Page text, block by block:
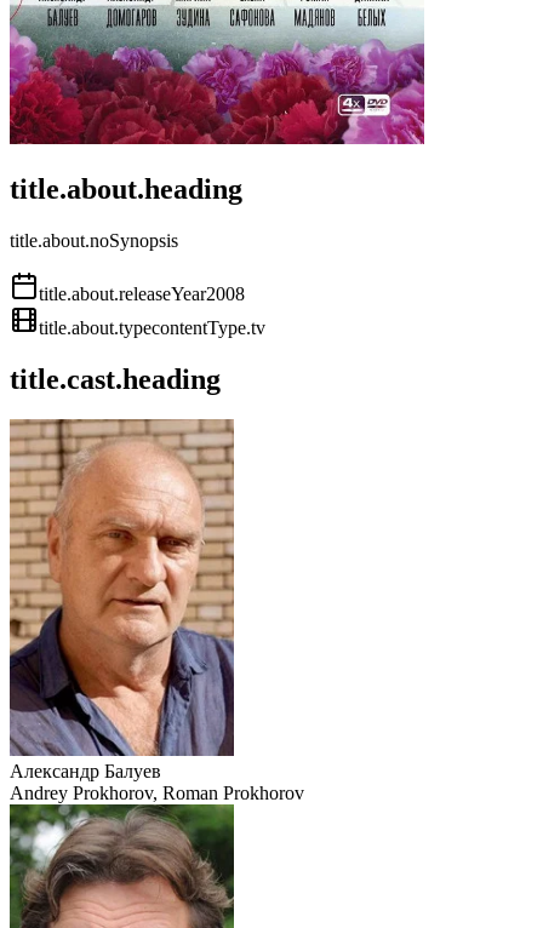
title.about.heading
title.about.noSynopsis
title.about.releaseYear2008
title.about.typecontentType.tv
title.cast.heading
Александр Балуев
Andrey Prokhorov, Roman Prokhorov